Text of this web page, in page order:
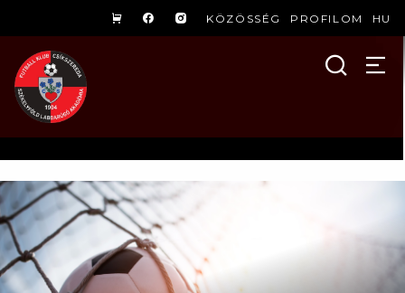
KÖZÖSSÉG PROFILOM HU